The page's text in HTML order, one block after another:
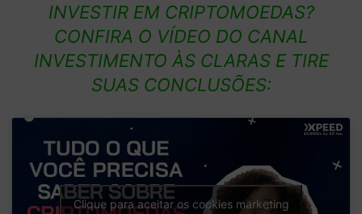
INVESTIR EM CRIPTOMOEDAS?
CONFIRA O VÍDEO DO CANAL
INVESTIMENTO ÀS CLARAS E TIRE
SUAS CONCLUSÕES:
Clique para aceitar os cookies marketing